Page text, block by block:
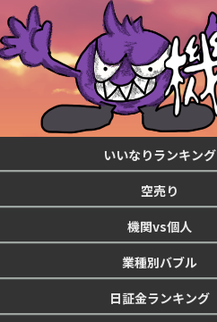
いいなりランキング
空売り
機関vs個人
業種別バブル
日証金ランキング